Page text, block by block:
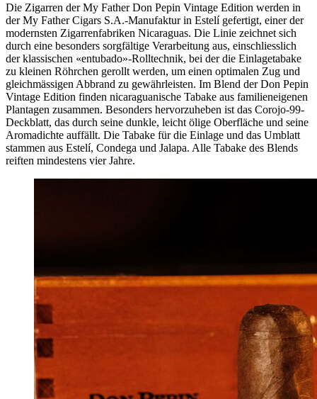
Die Zigarren der My Father Don Pepin Vintage Edition werden in
der My Father Cigars S.A.-Manufaktur in Estelí gefertigt, einer der
modernsten Zigarrenfabriken Nicaraguas. Die Linie zeichnet sich
durch eine besonders sorgfältige Verarbeitung aus, einschliesslich
der klassischen «entubado»-Rolltechnik, bei der die Einlagetabake
zu kleinen Röhrchen gerollt werden, um einen optimalen Zug und
gleichmässigen Abbrand zu gewährleisten. Im Blend der Don Pepin
Vintage Edition finden nicaraguanische Tabake aus familieneigenen
Plantagen zusammen. Besonders hervorzuheben ist das Corojo-99-
Deckblatt, das durch seine dunkle, leicht ölige Oberfläche und seine
Aromadichte auffällt. Die Tabake für die Einlage und das Umblatt
stammen aus Estelí, Condega und Jalapa. Alle Tabake des Blends
reiften mindestens vier Jahre.